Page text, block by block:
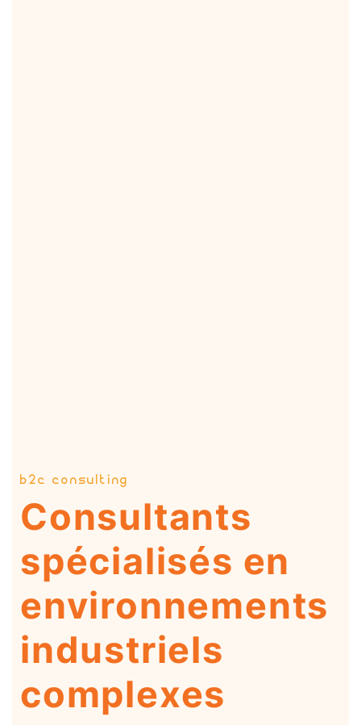
b2c consulting
Consultants
spécialisés en
environnements
industriels
complexes